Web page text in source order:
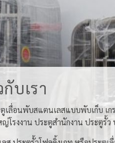
กับเรา
ลื่อนพับสแตนเลสแบบพับเก็บ เก
รงงาน ประตูสำนักงาน ประตูรั้ว